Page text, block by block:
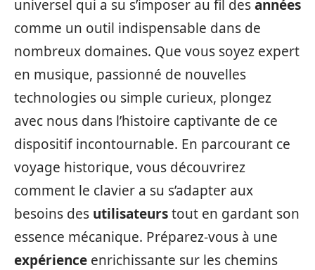
universel qui a su s’imposer au fil desannées
comme un outil indispensable dans de
nombreux domaines. Que vous soyez expert
en musique, passionné de nouvelles
technologies ou simple curieux, plongez
avec nous dans l’histoire captivante de ce
dispositif incontournable. En parcourant ce
voyage historique, vous découvrirez
comment le clavier a su s’adapter aux
besoins des utilisateurstout en gardant son
essence mécanique. Préparez-vous à une
expérience enrichissante sur les chemins